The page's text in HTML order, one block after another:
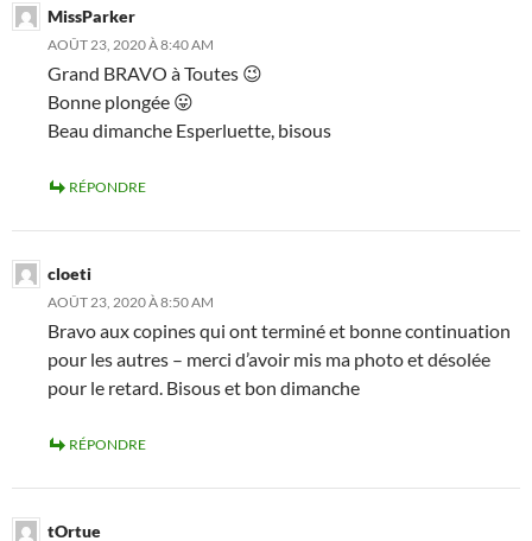
MissParker
AOÛT 23, 2020 À 8:40 AM
Grand BRAVO à Toutes 😉
Bonne plongée 😛
Beau dimanche Esperluette, bisous
RÉPONDRE
cloeti
AOÛT 23, 2020 À 8:50 AM
Bravo aux copines qui ont terminé et bonne continuation
pour les autres – merci d’avoir mis ma photo et désolée
pour le retard. Bisous et bon dimanche
RÉPONDRE
tOrtue